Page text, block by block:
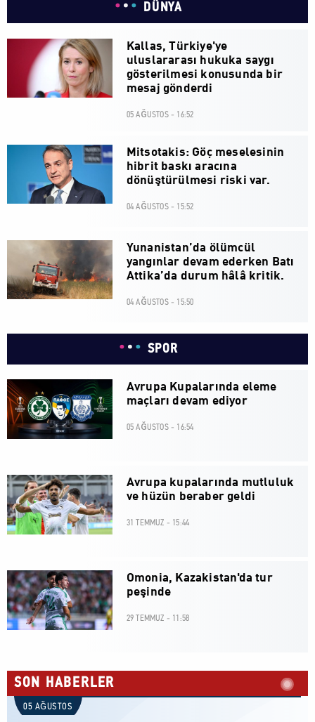
DÜNYA
Kallas, Türkiye'ye
uluslararası hukuka saygı
gösterilmesi konusunda bir
mesaj gönderdi
05 AĞUSTOS - 16:52
Mitsotakis: Göç meselesinin
hibrit baskı aracına
dönüştürülmesi riski var.
04 AĞUSTOS - 15:52
Yunanistan’da ölümcül
yangınlar devam ederken Batı
Attika’da durum hâlâ kritik.
04 AĞUSTOS - 15:50
SPOR
Avrupa Kupalarında eleme
maçları devam ediyor
05 AĞUSTOS - 16:54
Avrupa kupalarında mutluluk
ve hüzün beraber geldi
31 TEMMUZ - 15:44
Omonia, Kazakistan'da tur
peşinde
29 TEMMUZ - 11:58
SON HABERLER
05 AĞUSTOS